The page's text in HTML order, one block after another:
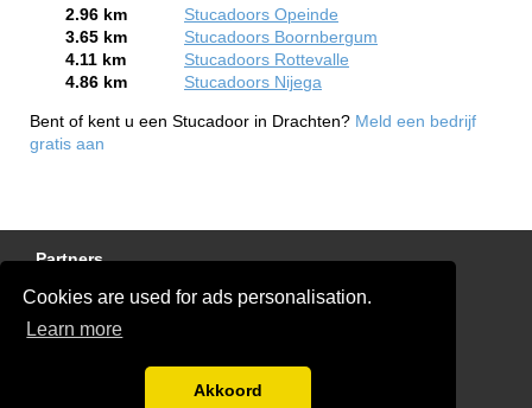
Cookies are used for ads personalisation.
Learn more
Akkoord
2.96 km
Stucadoors Opeinde
3.65 km
Stucadoors Boornbergum
4.11 km
Stucadoors Rottevalle
4.86 km
Stucadoors Nijega
Bent of kent u een Stucadoor in Drachten? Meld een bedrijf
gratis aan
Partners
Gratis Stucadoor Offertes
Disclaimer